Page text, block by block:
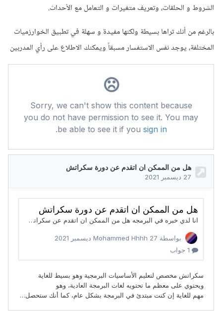
الشروط و الحلقات، وتعريف متغيرات و التعامل مع الأحداث.
بالرغم من أنك تراها بسيطة ولكنها مفيدة و سهلة في تطبيق الخوارزميات
المختلفة، يوجد نفس الاستفسار مسبقاً ويمكنك الاطلاع على رأي المدربين